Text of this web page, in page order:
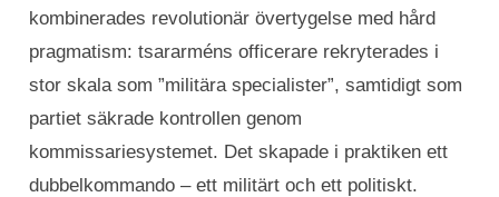
kombinerades revolutionär övertygelse med hård
pragmatism: tsararméns officerare rekryterades i
stor skala som ”militära specialister”, samtidigt som
partiet säkrade kontrollen genom
kommissariesystemet. Det skapade i praktiken ett
dubbelkommando – ett militärt och ett politiskt.